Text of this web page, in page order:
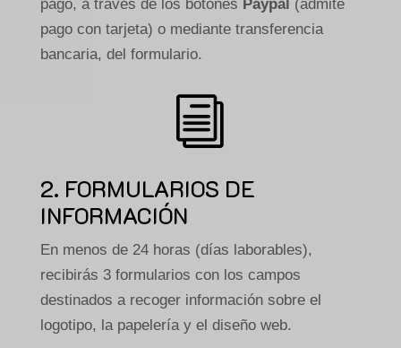
pago, a través de los botones Paypal (admite
pago con tarjeta) o mediante transferencia
bancaria, del formulario.
i
2. FORMULARIOS DE
INFORMACIÓN
En menos de 24 horas (días laborables),
recibirás 3 formularios con los campos
destinados a recoger información sobre el
logotipo, la papelería y el diseño web.